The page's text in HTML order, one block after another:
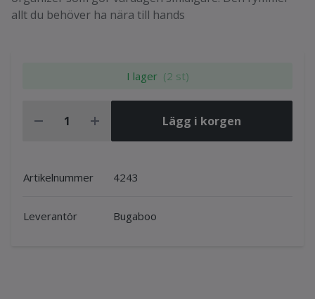
allt du behöver ha nära till hands
I lager (2 st)
Lägg i korgen
Artikelnummer 4243
Leverantör Bugaboo